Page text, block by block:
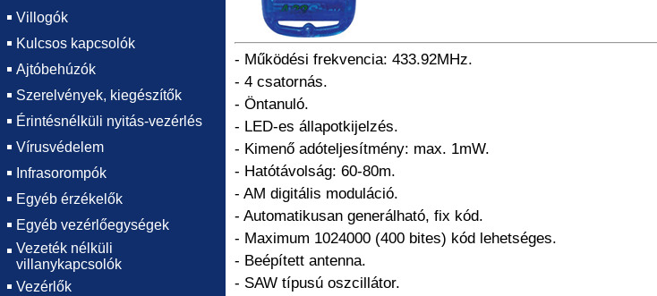
Villogók
Kulcsos kapcsolók
Ajtóbehúzók
Szerelvények, kiegészítők
Érintésnélküli nyitás-vezérlés
Vírusvédelem
Infrasorompók
Egyéb érzékelők
Egyéb vezérlőegységek
Vezeték nélküli
villanykapcsolók
Vezérlők
- Működési frekvencia: 433.92MHz.
- 4 csatornás.
- Öntanuló.
- LED-es állapotkijelzés.
- Kimenő adóteljesítmény: max. 1mW.
- Hatótávolság: 60-80m.
- AM digitális moduláció.
- Automatikusan generálható, fix kód.
- Maximum 1024000 (400 bites) kód lehetséges.
- Beépített antenna.
- SAW típusú oszcillátor.